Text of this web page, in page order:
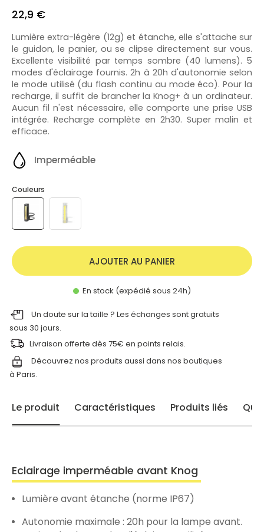
22,9 €
Lumière extra-légère (12g) et étanche, elle s'attache sur
le guidon, le panier, ou se clipse directement sur vous.
Excellente visibilité par temps sombre (40 lumens). 5
modes d'éclairage fournis. 2h à 20h d'autonomie selon
le mode utilisé (du flash continu au mode éco). Pour la
recharge, il suffit de brancher la Knog+ à un ordinateur.
Aucun fil n'est nécessaire, elle comporte une prise USB
intégrée. Recharge complète en 2h30. Super malin et
efficace.
Imperméable
Couleurs
AJOUTER AU PANIER
En stock (expédié sous 24h)
Un doute sur la taille ? Les échanges sont gratuits
sous 30 jours.
Livraison offerte dès 75€ en points relais.
Découvrez nos produits aussi dans nos boutiques
à Paris.
Le produit Caractéristiques Produits liés
Eclairage imperméable avant Knog
Lumière avant étanche (norme IP67)
Autonomie maximale : 20h pour la lampe avant.